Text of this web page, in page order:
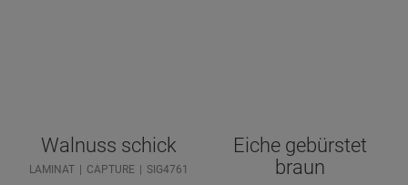
Walnuss schick
LAMINAT CAPTURE SIG4761
Eiche gebürstet
braun